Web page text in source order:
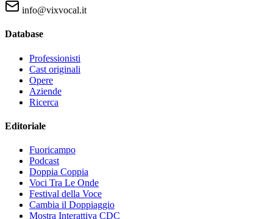
info@vixvocal.it
Database
Professionisti
Cast originali
Opere
Aziende
Ricerca
Editoriale
Fuoricampo
Podcast
Doppia Coppia
Voci Tra Le Onde
Festival della Voce
Cambia il Doppiaggio
Mostra Interattiva CDC